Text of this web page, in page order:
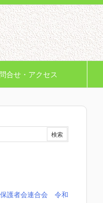
合せ・アクセス
保護者会連合会 令和